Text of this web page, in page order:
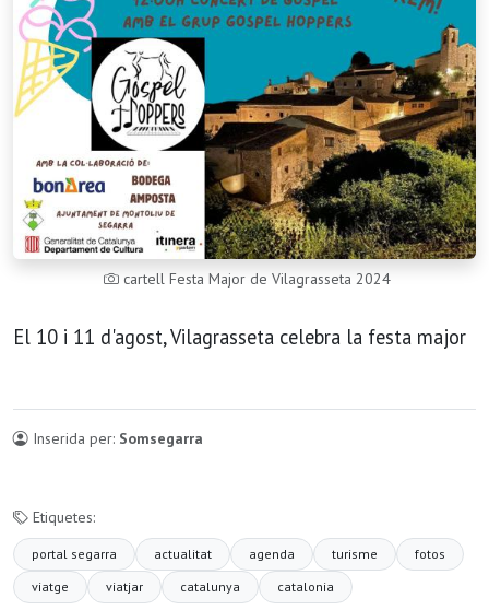
cartell Festa Major de Vilagrasseta 2024
El 10 i 11 d'agost, Vilagrasseta celebra la festa major
Inserida per: Somsegarra
Etiquetes:
portal segarra actualitat agenda turisme
fotos
viatge
viatjar catalunya catalonia